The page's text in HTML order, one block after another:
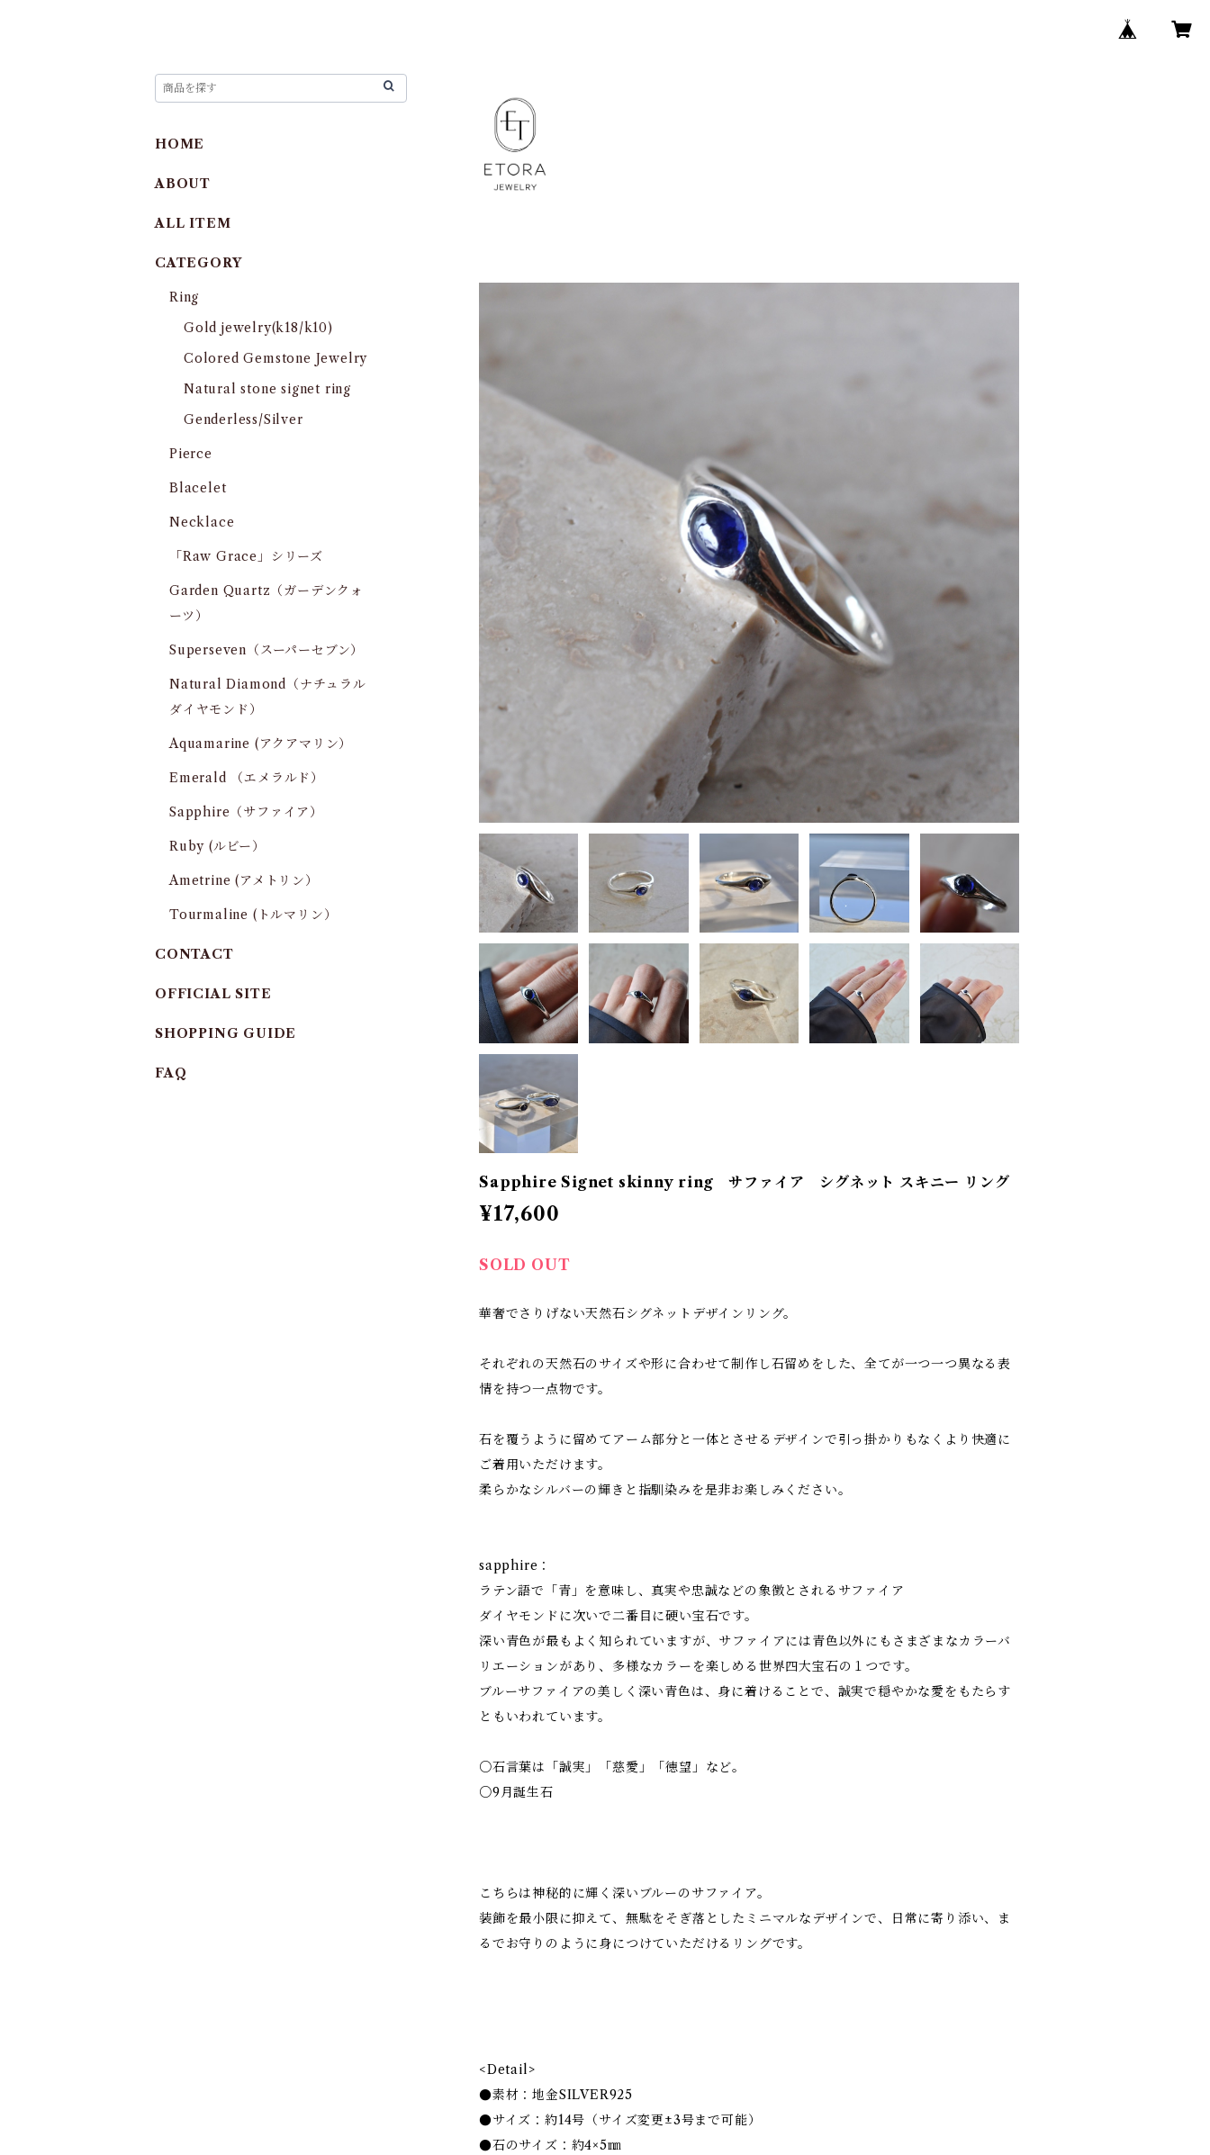
Sapphire Signet skinny ring サファイア シグネット スキニー リング
¥17,600
SOLD OUT
華奢でさりげない天然石シグネットデザインリング。
それぞれの天然石のサイズや形に合わせて制作し石留めをした、全てが一つ一つ異なる表
情を持つ一点物です。
石を覆うように留めてアーム部分と一体とさせるデザインで引っ掛かりもなくより快適に
ご着用いただけます。
柔らかなシルバーの輝きと指馴染みを是非お楽しみください。
sapphire：
ラテン語で「青」を意味し、真実や忠誠などの象徴とされるサファイア
ダイヤモンドに次いで二番目に硬い宝石です。
深い青色が最もよく知られていますが、サファイアには青色以外にもさまざまなカラーバ
リエーションがあり、多様なカラーを楽しめる世界四大宝石の１つです。
ブルーサファイアの美しく深い青色は、身に着けることで、誠実で穏やかな愛をもたらす
ともいわれています。
○石言葉は「誠実」「慈愛」「徳望」など。
○9月誕生石
こちらは神秘的に輝く深いブルーのサファイア。
装飾を最小限に抑えて、無駄をそぎ落としたミニマルなデザインで、日常に寄り添い、ま
るでお守りのように身につけていただけるリングです。
<Detail>
●素材：地金SILVER925
●サイズ：約14号（サイズ変更±3号まで可能）
●石のサイズ：約4×5㎜
HOME
ABOUT
ALL ITEM
CATEGORY
Ring
Gold jewelry(k18/k10)
Colored Gemstone Jewelry
Natural stone signet ring
Genderless/Silver
Pierce
Blacelet
Necklace
「Raw Grace」シリーズ
Garden Quartz（ガーデンクォ
ーツ）
Superseven（スーパーセブン）
Natural Diamond（ナチュラル
ダイヤモンド）
Aquamarine (アクアマリン）
Emerald （エメラルド）
Sapphire（サファイア）
Ruby (ルビー）
Ametrine (アメトリン）
Tourmaline (トルマリン）
CONTACT
OFFICIAL SITE
SHOPPING GUIDE
FAQ